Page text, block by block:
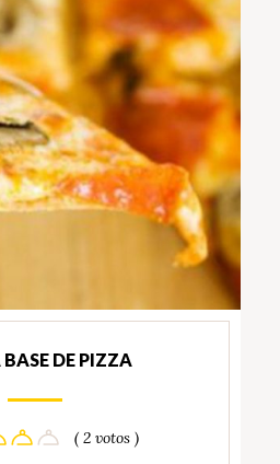
DE PIZZA
( 2 votos )